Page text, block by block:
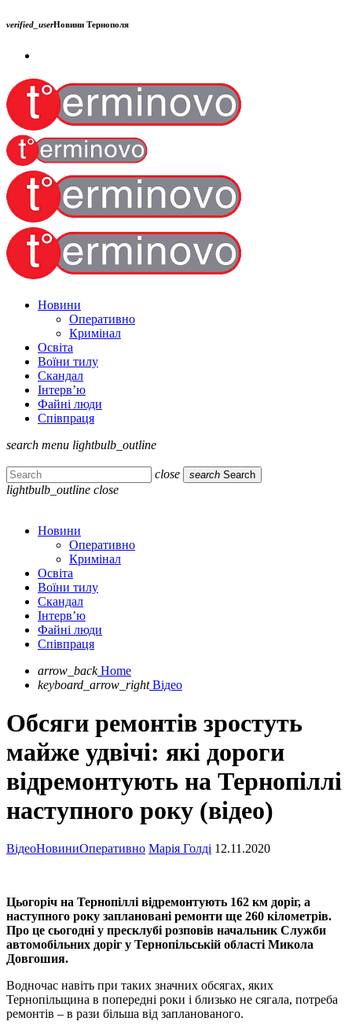
verified_userНовини Тернополя
Новини
Оперативно
Кримінал
Освіта
Воїни тилу
Скандал
Інтерв’ю
Файні люди
Співпраця
search menu lightbulb_outline
close search Search
lightbulb_outline close
Новини
Оперативно
Кримінал
Освіта
Воїни тилу
Скандал
Інтерв’ю
Файні люди
Співпраця
arrow_back Home
keyboard_arrow_right Відео
Обсяги ремонтів зростуть
майже удвічі: які дороги
відремонтують на Тернопіллі
наступного року (відео)
ВідеоНовиниОперативно Марія Голді 12.11.2020
Цьогоріч на Тернопіллі відремонтують 162 км доріг, а
наступного року заплановані ремонти ще 260 кілометрів.
Про це сьогодні у пресклубі розповів начальник Служби
автомобільних доріг у Тернопільській області Микола
Довгошия.
Водночас навіть при таких значних обсягах, яких
Тернопільщина в попередні роки і близько не сягала, потреба
ремонтів – в рази більша від запланованого.